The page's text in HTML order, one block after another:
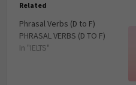
Related
Phrasal Verbs (D to F)
PHRASAL VERBS (D TO F)
In "IELTS"